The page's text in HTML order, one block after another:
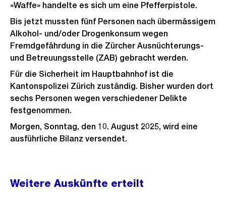
«Waffe» handelte es sich um eine Pfefferpistole.
Bis jetzt mussten fünf Personen nach übermässigem
Alkohol- und/oder Drogenkonsum wegen
Fremdgefährdung in die Zürcher Ausnüchterungs-
und Betreuungsstelle (ZAB) gebracht werden.
Für die Sicherheit im Hauptbahnhof ist die
Kantonspolizei Zürich zuständig. Bisher wurden dort
sechs Personen wegen verschiedener Delikte
festgenommen.
Morgen, Sonntag, den 10. August 2025, wird eine
ausführliche Bilanz versendet.
Weitere
Informationen
Weitere Auskünfte erteilt